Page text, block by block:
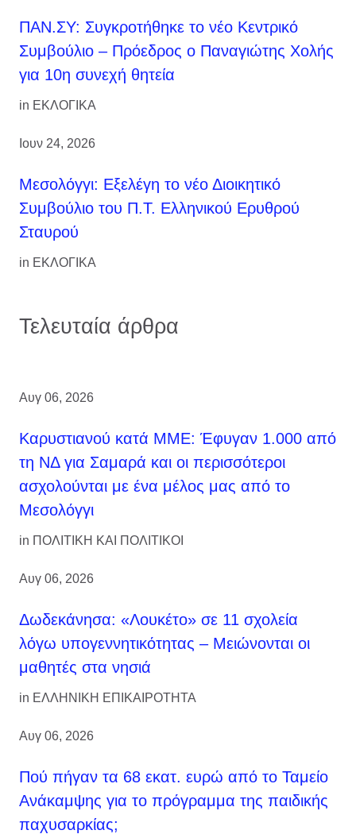
ΠΑΝ.ΣΥ: Συγκροτήθηκε το νέο Κεντρικό
Συμβούλιο – Πρόεδρος ο Παναγιώτης Χολής
για 10η συνεχή θητεία
in ΕΚΛΟΓΙΚΑ
Ιουν 24, 2026
Μεσολόγγι: Εξελέγη το νέο Διοικητικό
Συμβούλιο του Π.Τ. Ελληνικού Ερυθρού
Σταυρού
in ΕΚΛΟΓΙΚΑ
Τελευταία άρθρα
Αυγ 06, 2026
Καρυστιανού κατά ΜΜΕ: Έφυγαν 1.000 από
τη ΝΔ για Σαμαρά και οι περισσότεροι
ασχολούνται με ένα μέλος μας από το
Μεσολόγγι
in ΠΟΛΙΤΙΚΗ ΚΑΙ ΠΟΛΙΤΙΚΟΙ
Αυγ 06, 2026
Δωδεκάνησα: «Λουκέτο» σε 11 σχολεία
λόγω υπογεννητικότητας – Μειώνονται οι
μαθητές στα νησιά
in ΕΛΛΗΝΙΚΗ ΕΠΙΚΑΙΡΟΤΗΤΑ
Αυγ 06, 2026
Πού πήγαν τα 68 εκατ. ευρώ από το Ταμείο
Ανάκαμψης για το πρόγραμμα της παιδικής
παχυσαρκίας;